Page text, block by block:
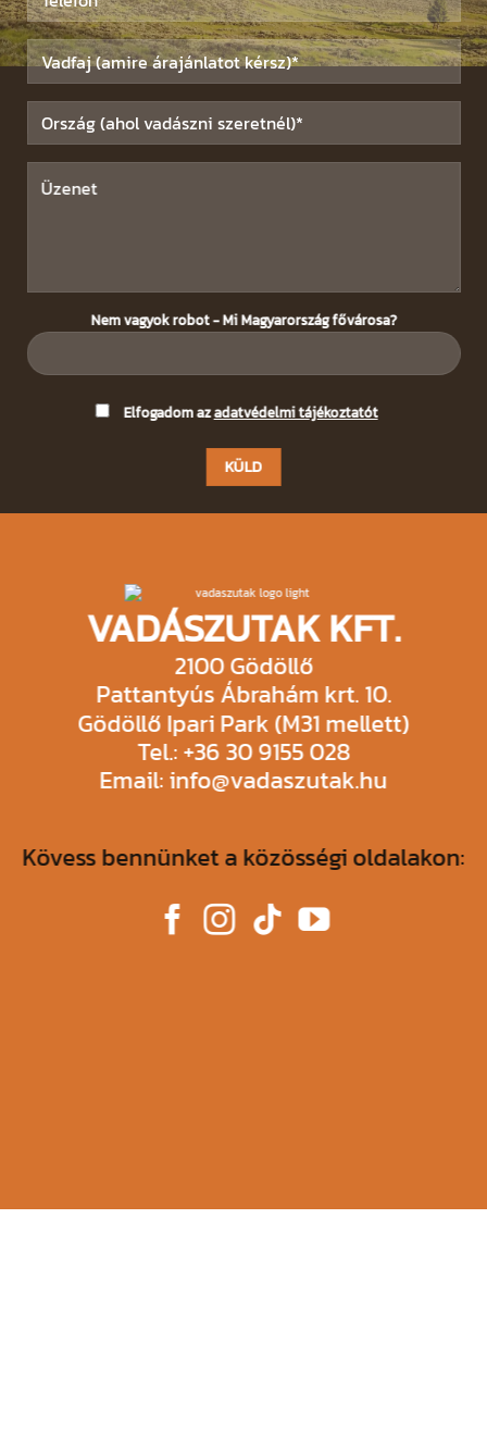
Nem vagyok robot - Mi Magyarország fővárosa?
Elfogadom azadatvédelmi tájékoztatót
VADÁSZUTAK KFT.
2100 Gödöllő
Pattantyús Ábrahám krt. 10.
Gödöllő Ipari Park (M31 mellett)
Tel.: +36 30 9155 028
Email: info@vadaszutak.hu
Kövess bennünket a közösségi oldalakon: